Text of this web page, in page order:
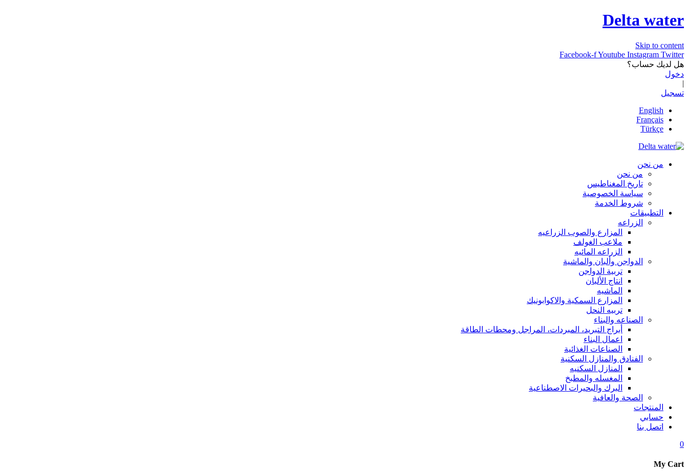
Delta water
Skip to content
Facebook-fYoutube Instagram Twitter
هل لديك حساب؟
دخول
|
تسجيل
English
Français
Türkçe
من نحن
من نحن
تاريخ المغناطيس
سياسة الخصوصية
شروط الخدمة
التطبيقات
الزراعه
المزارع والصوب الزراعيه
ملاعب الغولف
الزراعه المائيه
الدواجن وألبان والماشية
تربية الدواجن
انتاج الألبان
الماشيه
المزارع السمكية والاكوابونيك
تربيه النحل
الصناعه والبناء
أبراج التبريد، المبردات، المراجل ومحطات الطاقة
اعمال البناء
الصناعات الغذائية
الفنادق والمنازل السكنية
المنازل السكنيه
المغسله والمطبخ
البرك والبحيرات الاصطناعية
الصحة والعافية
المنتجات
حسابي
اتصل بنا
0
My Cart